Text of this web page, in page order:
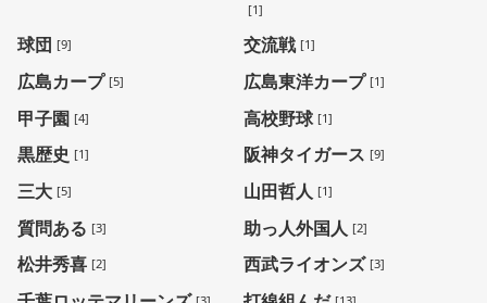
[1]
球団 [9] 交流戦 [1]
広島カープ [5] 広島東洋カープ [1]
甲子園 [4] 高校野球 [1]
黒歴史 [1] 阪神タイガース [9]
三大 [5] 山田哲人 [1]
質問ある [3] 助っ人外国人 [2]
松井秀喜 [2] 西武ライオンズ [3]